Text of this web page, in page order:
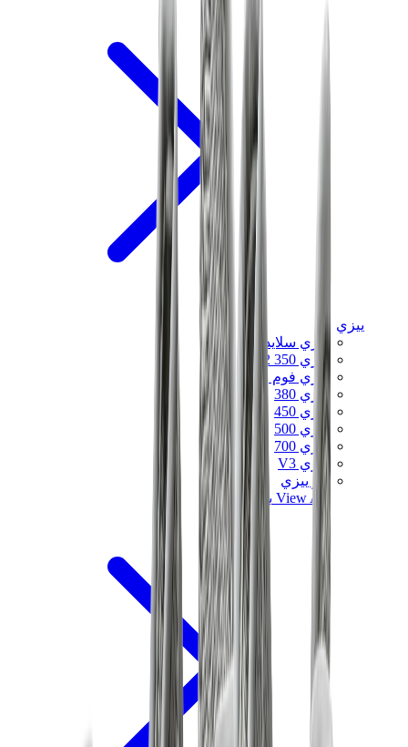
ييزي
ييزي سلايدز
ييزي 350 V2
ييزي فوم رانر
ييزي 380
ييزي 450
ييزي 500
ييزي 700
ييزي V3
اير ييزي
View All ييزي